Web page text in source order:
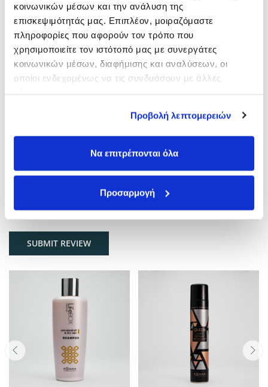
κοινωνικών μέσων και την ανάλυση της
επισκεψιμότητάς μας. Επιπλέον, μοιραζόμαστε
πληροφορίες που αφορούν τον τρόπο που
χρησιμοποιείτε τον ιστότοπό μας με συνεργάτες
κοινωνικών μέσων, διαφήμισης και αναλύσεων, οι
οποίοι ενδεχομένως να τις συνδυάσουν με άλλες
Προβολή λεπτομερειών
Να επιτρέπονται όλα
Προσαρμογή
Email
Αποθήκευσε το όνομά μου, email, και τον ιστότοπο μου σε
Comment